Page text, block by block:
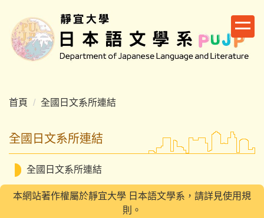
主
要
首頁
全國日文系所連結
全國日文系所連結
全國日文系所連結
本網站著作權屬於靜宜大學 日本語文學系，請詳見使用規
則。